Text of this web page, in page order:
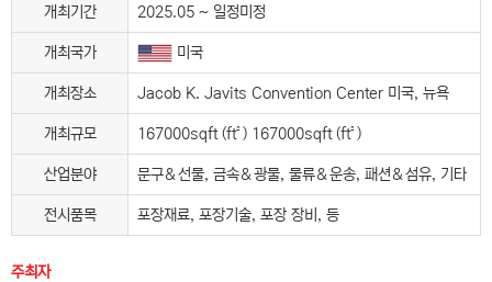
개최기간
2025.05 ~ 일정미정
개최국가 미국
개최장소 Jacob K. Javits Convention Center 미국, 뉴욕
개최규모 167000sqft (ft²) 167000sqft (ft²)
산업분야 문구＆선물, 금속＆광물, 물류＆운송, 패션＆섬유, 기타
전시품목 포장재료, 포장기술, 포장 장비, 등
주최자